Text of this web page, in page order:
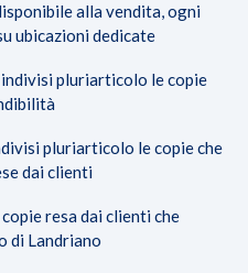
alla vendita, ogni
ubicazioni dedicate
pluriarticolo le copie
pluriarticolo le copie che
dai clienti
resa dai clienti che
di Landriano